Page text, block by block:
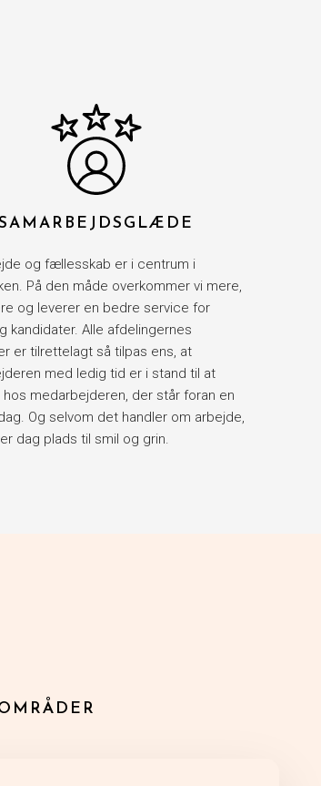
og fællesskab er i centrum i
På den måde overkommer vi mere,
og leverer en bedre service for
kandidater. Alle afdelingernes
er tilrettelagt så tilpas ens, at
med ledig tid er i stand til at
medarbejderen, der står foran en
Og selvom det handler om arbejde,
dag plads til smil og grin.​